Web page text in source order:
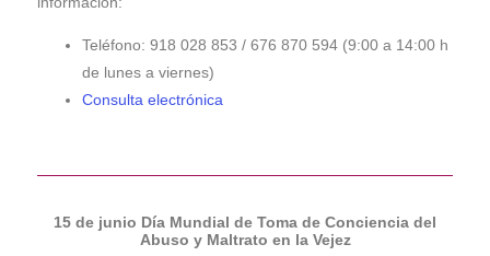
Teléfono: 918 028 853 / 676 870 594 (9:00 a 14:00 h
de lunes a viernes)
Consulta electrónica
15 de junio Día Mundial de Toma de Conciencia del
Abuso y Maltrato en la Vejez